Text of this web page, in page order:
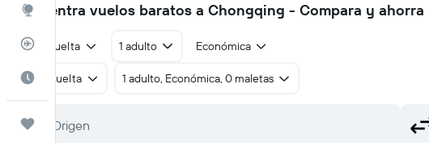
Explore
Rastreador
Cuándo ir
Trips
Encuentra vuelos baratos a Chongqing - Compara y ahorra
Ida y vuelta 1 adulto Económica
Ida y vuelta 1 adulto, Económica, 0 maletas